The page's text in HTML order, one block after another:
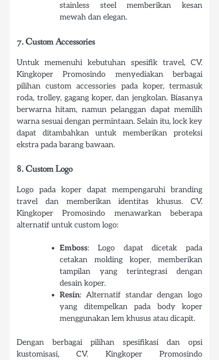
stainless steel memberikan kesan
mewah dan elegan.
7. Custom Accessories
Untuk memenuhi kebutuhan spesifik travel, CV.
Kingkoper Promosindo menyediakan berbagai
pilihan custom accessories pada koper, termasuk
roda, trolley, gagang koper, dan jengkolan. Biasanya
berwarna hitam, namun pelanggan dapat memilih
warna sesuai dengan permintaan. Selain itu, lock key
dapat ditambahkan untuk memberikan proteksi
ekstra pada barang bawaan.
8. Custom Logo
Logo pada koper dapat mempengaruhi branding
travel dan memberikan identitas khusus. CV.
Kingkoper Promosindo menawarkan beberapa
alternatif untuk custom logo:
Emboss: Logo dapat dicetak pada
cetakan molding koper, memberikan
tampilan yang terintegrasi dengan
desain koper.
Resin: Alternatif standar dengan logo
yang ditempelkan pada body koper
menggunakan lem khusus atau dicapit.
Dengan berbagai pilihan spesifikasi dan opsi
kustomisasi, CV. Kingkoper Promosindo